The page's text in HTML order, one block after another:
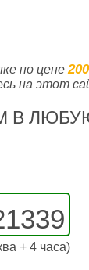
по цене
на этот
В
+ 4 часа)